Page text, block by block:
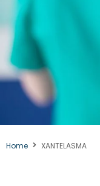
Home XANTELASMA